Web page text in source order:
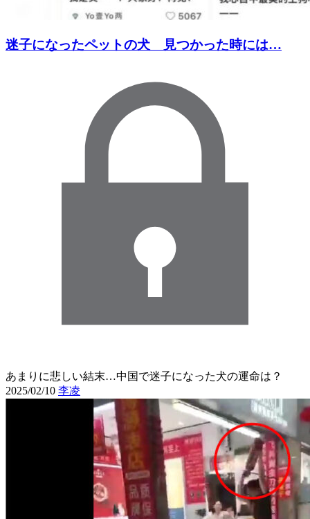
迷子になったペットの犬 見つかった時には…
あまりに悲しい結末…中国で迷子になった犬の運命は？
2025/02/10 李凌